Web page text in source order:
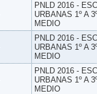
PNLD 2016 -
URBANAS 1º A
MEDIO
PNLD 2016 -
URBANAS 1º A
MEDIO
PNLD 2016 -
URBANAS 1º A
MEDIO